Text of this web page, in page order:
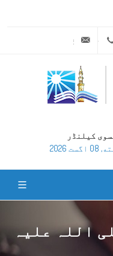
کیلنڈر
اگست 2026
اللہ علیہ